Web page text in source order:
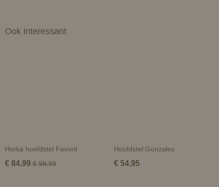
Ook interessant
Horka hoofdstel Favorit
€ 84,99 € 99,99
Hoofdstel Gonzales
€ 54,95